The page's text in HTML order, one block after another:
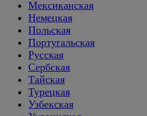
Мексиканская
Немецкая
Польская
Португальская
Русская
Сербская
Тайская
Турецкая
Узбекская